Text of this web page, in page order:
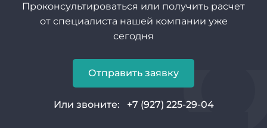
Проконсультироваться или получить расчет
от специалиста нашей компании уже
сегодня
Отправить заявку
Или звоните: +7 (927) 225-29-04